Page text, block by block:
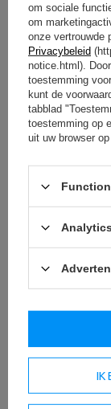
om sociale
om
onze vertrouwde
Privacybeleid
notice.html).
toestemming
kunt de
tabblad
toestemming op
uit uw browser
IK